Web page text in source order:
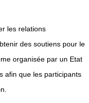
les relations
des soutiens pour le
organisée par un Etat
afin que les participants